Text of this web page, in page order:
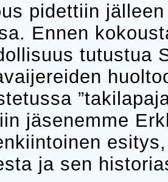
pidettiin
Ennen
tutustua
jäsenemme
ja sen